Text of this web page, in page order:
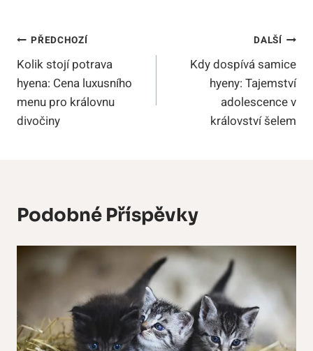
Navigace
Pro
Příspěvek
PŘEDCHOZÍ
Kolik stojí potrava
hyena: Cena luxusního
menu pro královnu
divočiny
DALŠÍ
Kdy dospívá samice
hyeny: Tajemství
adolescence v
království šelem
Podobné Příspěvky